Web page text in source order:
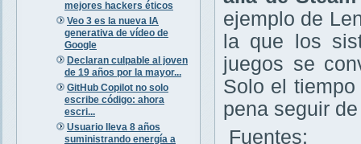
mejores hackers éticos
Veo 3 es la nueva IA
generativa de vídeo de
Google
Declaran culpable al joven
de 19 años por la mayor...
GitHub Copilot no solo
escribe código: ahora
escri...
Usuario lleva 8 años
suministrando energía a
ejemplo de
la que los
juegos se
Solo el
pena seguir
Fuentes: